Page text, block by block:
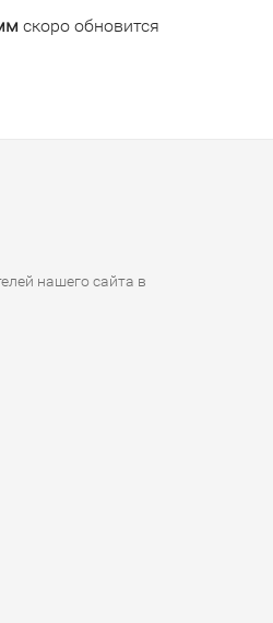
скоро обновится
нашего сайта в